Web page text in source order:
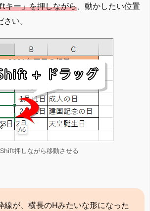
キー」を押しながら 、動かしたい位置
い。
Shift押しながら移動させる
線が、横長のHみたいな形になった